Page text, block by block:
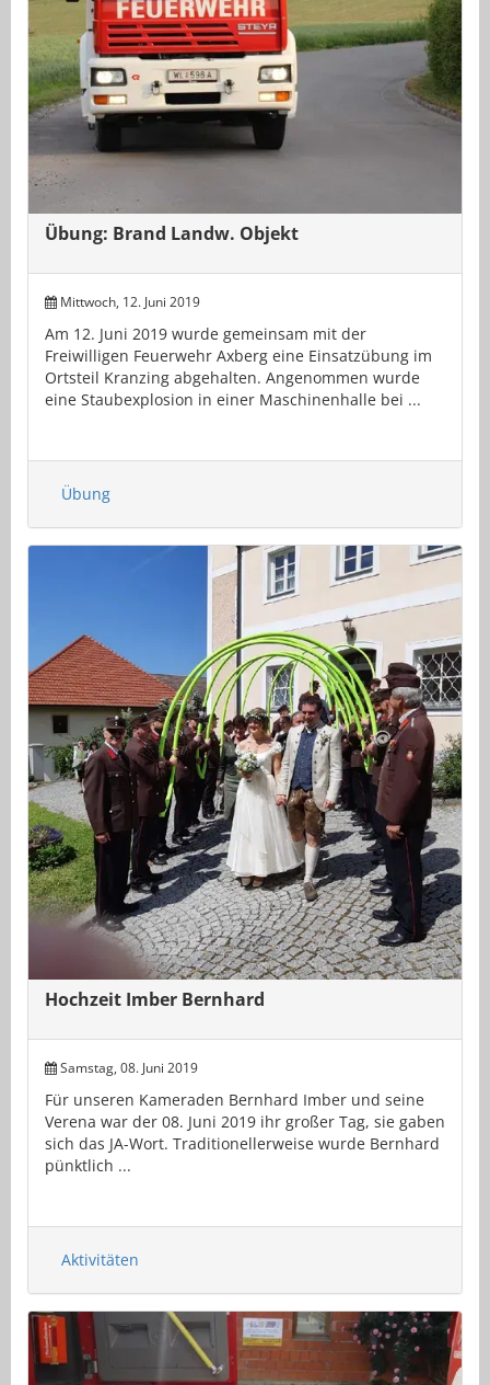
Übung: Brand Landw. Objekt
Mittwoch, 12. Juni 2019
Am 12. Juni 2019 wurde gemeinsam mit der
Freiwilligen Feuerwehr Axberg eine Einsatzübung im
Ortsteil Kranzing abgehalten. Angenommen wurde
eine Staubexplosion in einer Maschinenhalle bei ...
Übung
Hochzeit Imber Bernhard
Samstag, 08. Juni 2019
Für unseren Kameraden Bernhard Imber und seine
Verena war der 08. Juni 2019 ihr großer Tag, sie gaben
sich das JA-Wort. Traditionellerweise wurde Bernhard
pünktlich ...
Aktivitäten